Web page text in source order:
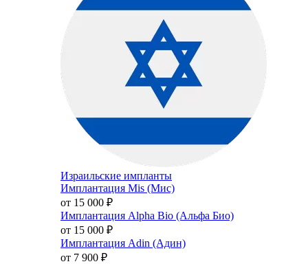
Израильские импланты
Имплантация Mis (Мис)
от 15 000 ₽
Имплантация Alpha Bio (Альфа Био)
от 15 000 ₽
Имплантация Adin (Адин)
от 7 900 ₽